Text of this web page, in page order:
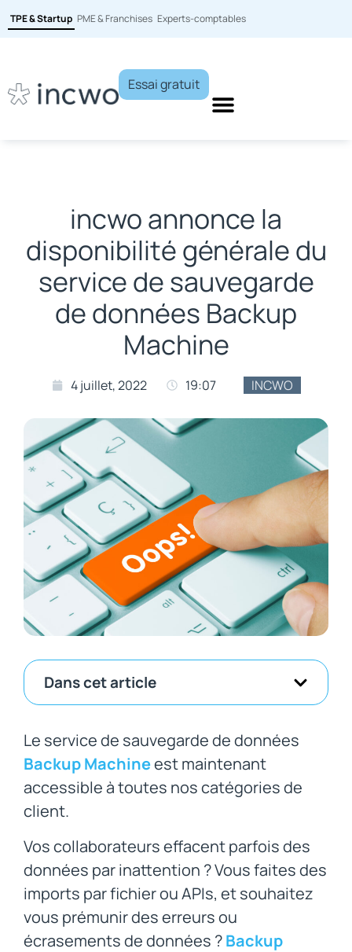
TPE & Startup PME & Franchises Experts-comptables
Essai gratuit
incwo annonce la
disponibilité générale du
service de sauvegarde
de données Backup
Machine
4 juillet, 2022 19:07 INCWO
Dans cet article
Le service de sauvegarde de données
Backup Machineest maintenant
accessible à toutes nos catégories de
client.
Vos collaborateurs effacent parfois des
données par inattention ? Vous faites des
imports par fichier ou APIs, et souhaitez
vous prémunir des erreurs ou
écrasements de données ?Backup